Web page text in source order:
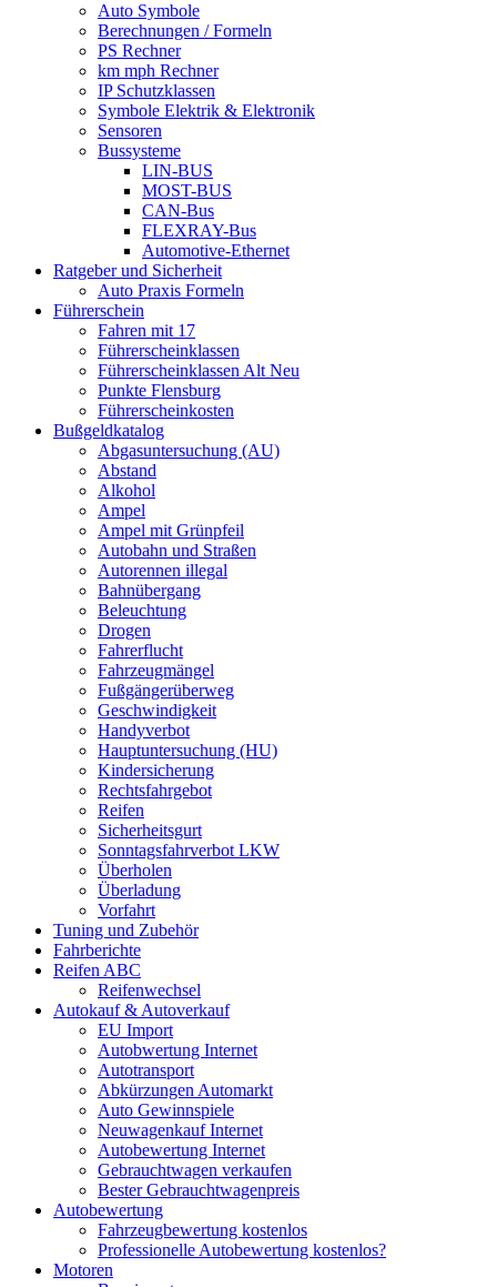
Auto Symbole
Berechnungen / Formeln
PS Rechner
km mph Rechner
IP Schutzklassen
Symbole Elektrik & Elektronik
Sensoren
Bussysteme
LIN-BUS
MOST-BUS
CAN-Bus
FLEXRAY-Bus
Automotive-Ethernet
Ratgeber und Sicherheit
Auto Praxis Formeln
Führerschein
Fahren mit 17
Führerscheinklassen
Führerscheinklassen Alt Neu
Punkte Flensburg
Führerscheinkosten
Bußgeldkatalog
Abgasuntersuchung (AU)
Abstand
Alkohol
Ampel
Ampel mit Grünpfeil
Autobahn und Straßen
Autorennen illegal
Bahnübergang
Beleuchtung
Drogen
Fahrerflucht
Fahrzeugmängel
Fußgängerüberweg
Geschwindigkeit
Handyverbot
Hauptuntersuchung (HU)
Kindersicherung
Rechtsfahrgebot
Reifen
Sicherheitsgurt
Sonntagsfahrverbot LKW
Überholen
Überladung
Vorfahrt
Tuning und Zubehör
Fahrberichte
Reifen ABC
Reifenwechsel
Autokauf & Autoverkauf
EU Import
Autobwertung Internet
Autotransport
Abkürzungen Automarkt
Auto Gewinnspiele
Neuwagenkauf Internet
Autobewertung Internet
Gebrauchtwagen verkaufen
Bester Gebrauchtwagenpreis
Autobewertung
Fahrzeugbewertung kostenlos
Professionelle Autobewertung kostenlos?
Motoren